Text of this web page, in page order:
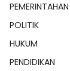
PEMERINTAHAN
POLITIK
HUKUM
PENDIDIKAN